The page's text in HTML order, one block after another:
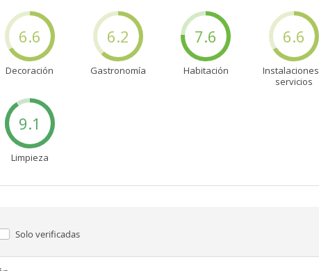
6.6
Decoración
6.2
Gastronomía
7.6
Habitación
6.6
servicios
9.1
Limpieza
Solo verificadas